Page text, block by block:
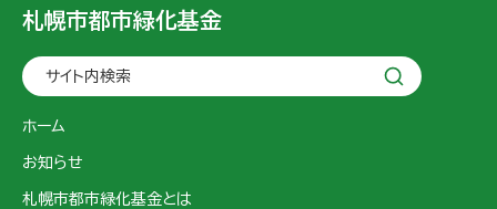
札幌市都市緑化基金
サイト内検索
ホーム
お知らせ
札幌市都市緑化基金とは